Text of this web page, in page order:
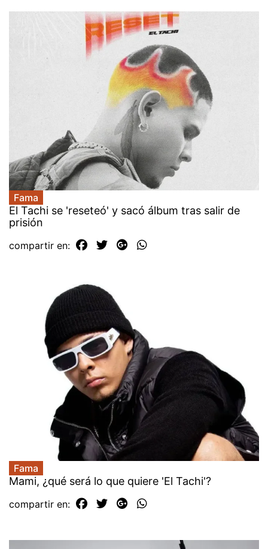
Fama
El Tachi se 'reseteó' y sacó álbum tras salir de
prisión
compartir en:
Fama
Mami, ¿qué será lo que quiere 'El Tachi'?
compartir en: